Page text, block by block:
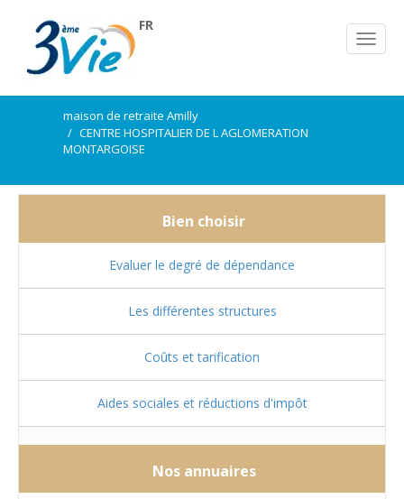
FR
maison de retraite Amilly
CENTRE HOSPITALIER DE L AGLOMERATION
MONTARGOISE
Bien choisir
Evaluer le degré de dépendance
Les différentes structures
Coûts et tarification
Aides sociales et réductions d'impôt
Nos annuaires